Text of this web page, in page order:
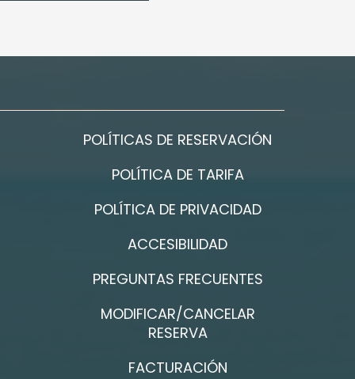
POLÍTICAS DE RESERVACIÓN
POLÍTICA DE TARIFA
POLÍTICA DE PRIVACIDAD
ACCESIBILIDAD
PREGUNTAS FRECUENTES
MODIFICAR/CANCELAR
RESERVA
FACTURACIÓN